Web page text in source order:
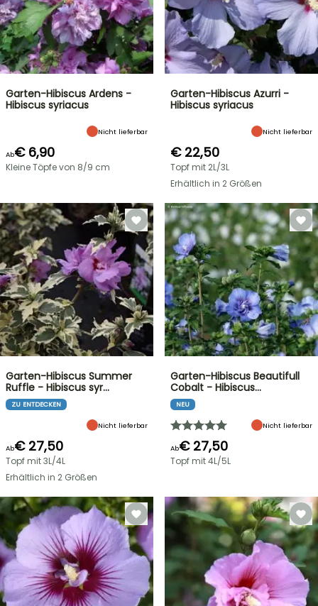
Garten-Hibiscus Ardens -
Hibiscus syriacus
Nicht lieferbar
Ab€ 6,90
Kleine Töpfe von 8/9 cm
Garten-Hibiscus Azurri -
Hibiscus syriacus
Nicht lieferbar
€ 22,50
Topf mit 2L/3L
Erhältlich in 2 Größen
Garten-Hibiscus Summer
Ruffle - Hibiscus syr…
ZU ENTDECKEN
Nicht lieferbar
Ab€ 27,50
Topf mit 3L/4L
Erhältlich in 2 Größen
Garten-Hibiscus Beautifull
Cobalt - Hibiscus…
NEU
Nicht lieferbar
Ab€ 27,50
Topf mit 4L/5L